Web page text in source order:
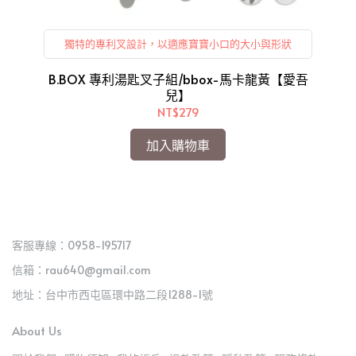
獨特的專利叉設計，以適應寶寶小口的大小與形狀
B.BOX 專利湯匙叉子組/bbox-馬卡龍黃【愛吾
兒】
NT$279
加入購物車
客服專線：0958-195717
信箱：rau640@gmail.com
地址：台中市西屯區環中路二段1288-1號
About Us